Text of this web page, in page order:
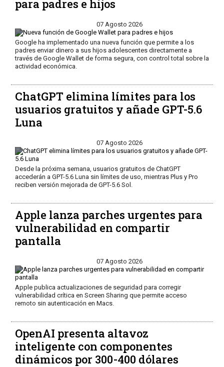
para padres e hijos
07 Agosto 2026
Google ha implementado una nueva función que permite a los
padres enviar dinero a sus hijos adolescentes directamente a
través de Google Wallet de forma segura, con control total sobre la
actividad económica.
ChatGPT elimina límites para los
usuarios gratuitos y añade GPT-5.6
Luna
07 Agosto 2026
Desde la próxima semana, usuarios gratuitos de ChatGPT
accederán a GPT-5.6 Luna sin límites de uso, mientras Plus y Pro
reciben versión mejorada de GPT-5.6 Sol.
Apple lanza parches urgentes para
vulnerabilidad en compartir
pantalla
07 Agosto 2026
Apple publica actualizaciones de seguridad para corregir
vulnerabilidad crítica en Screen Sharing que permite acceso
remoto sin autenticación en Macs.
OpenAI presenta altavoz
inteligente con componentes
dinámicos por 300-400 dólares